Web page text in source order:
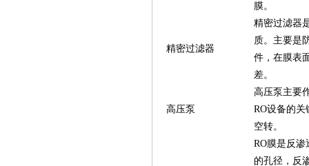
膜。
精密过滤器
精密过滤器
质。主要是
件，在膜表
差。
高压泵
高压泵主要
RO设备的
空转。
RO膜是反渗
的孔径，反